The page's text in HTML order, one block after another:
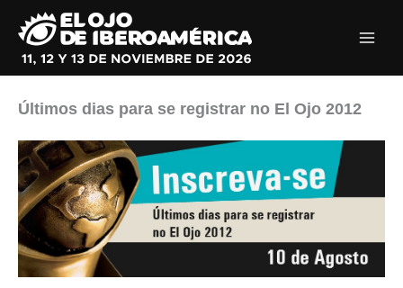
contenido
Últimos dias para se registrar no El Ojo 2012